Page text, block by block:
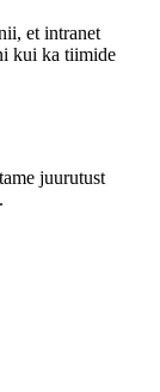
et intranet
kui ka tiimide
juurutust